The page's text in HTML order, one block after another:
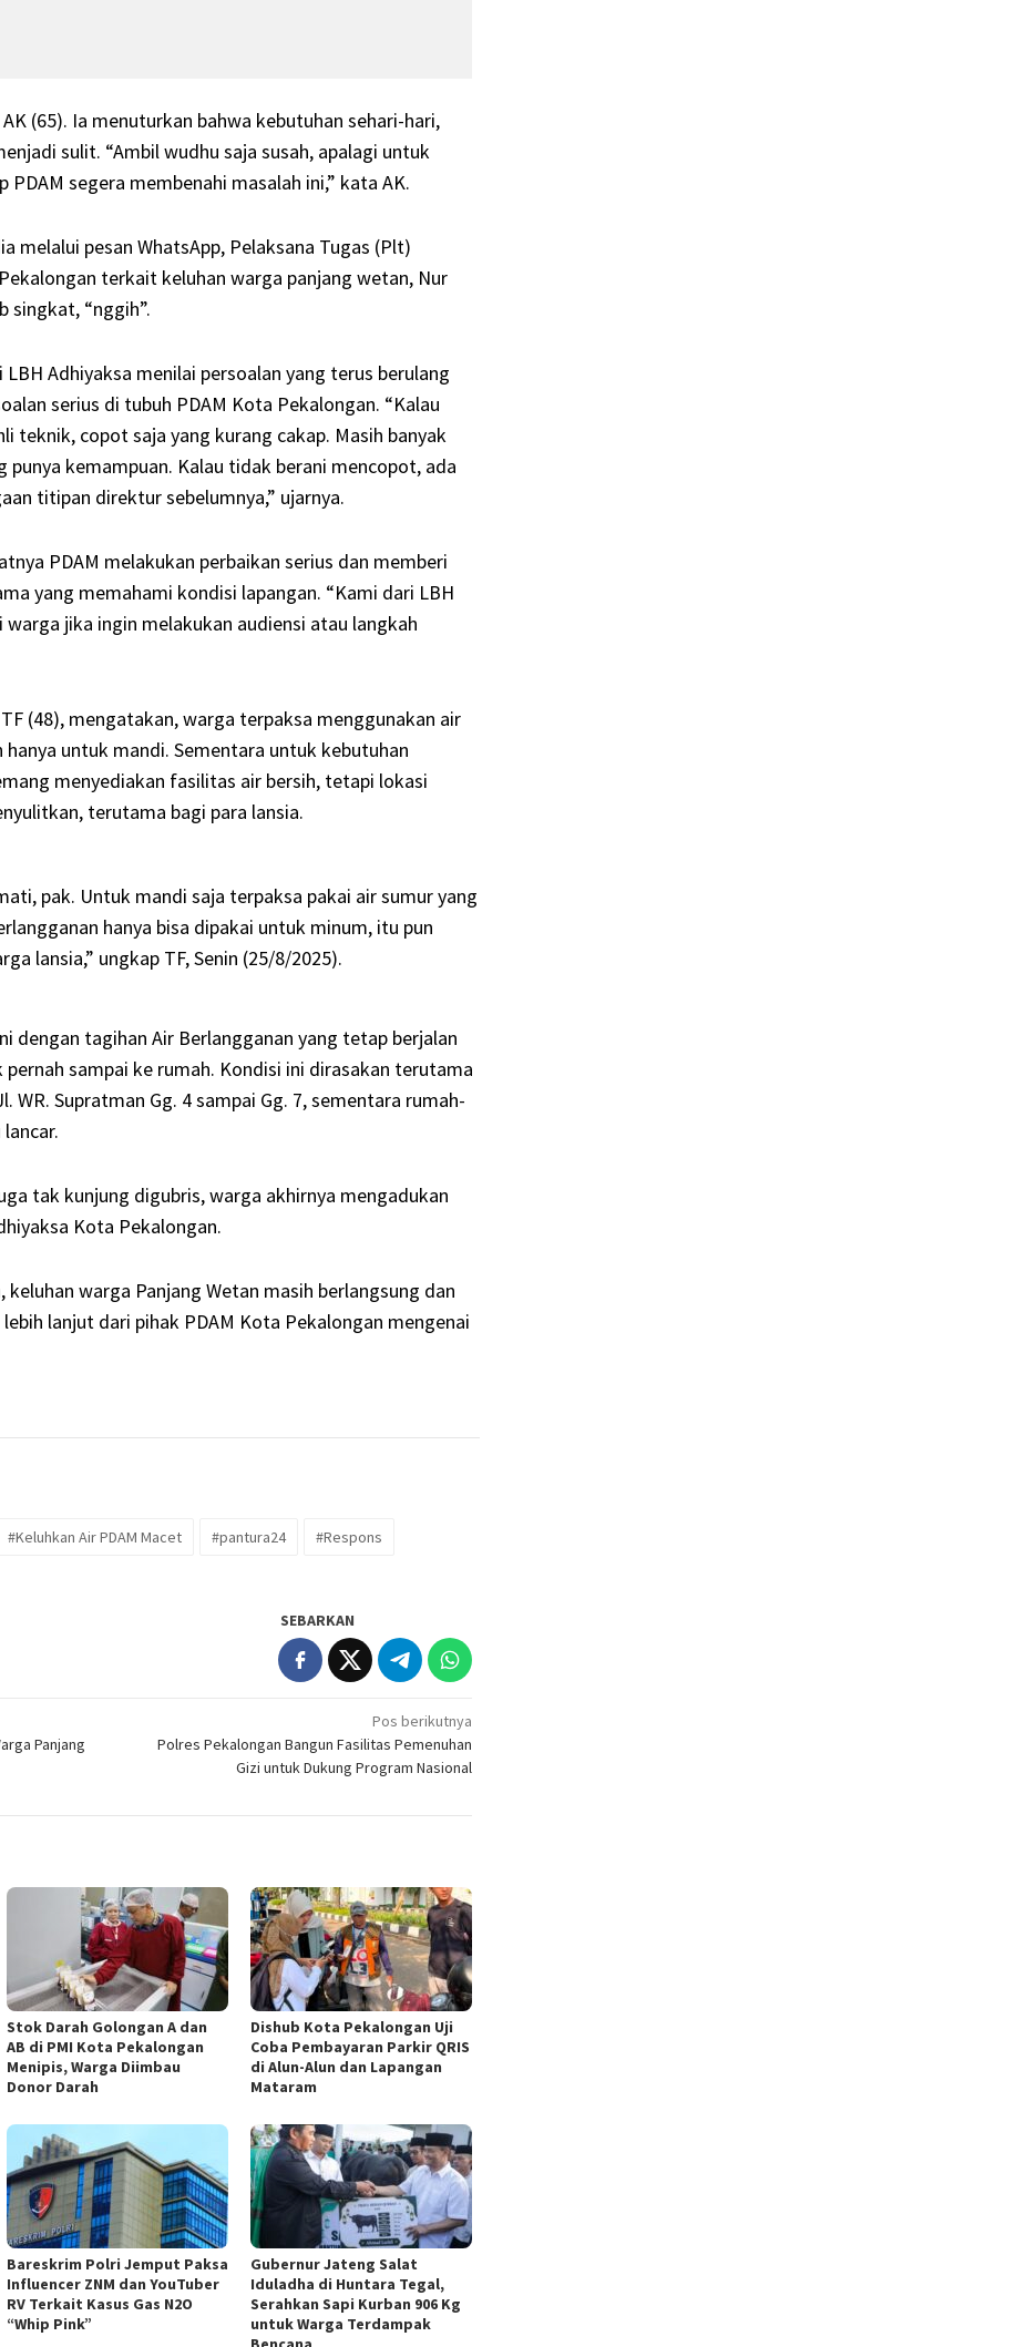
(65). Ia menuturkan bahwa kebutuhan sehari-hari,
sulit. “Ambil wudhu saja susah, apalagi untuk
PDAM segera membenahi masalah ini,” kata AK.
melalui pesan WhatsApp, Pelaksana Tugas (Plt)
terkait keluhan warga panjang wetan, Nur
singkat, “nggih”.
Adhiyaksa menilai persoalan yang terus berulang
serius di tubuh PDAM Kota Pekalongan. “Kalau
teknik, copot saja yang kurang cakap. Masih banyak
punya kemampuan. Kalau tidak berani mencopot, ada
titipan direktur sebelumnya,” ujarnya.
PDAM melakukan perbaikan serius dan memberi
yang memahami kondisi lapangan. “Kami dari LBH
jika ingin melakukan audiensi atau langkah
(48), mengatakan, warga terpaksa menggunakan air
untuk mandi. Sementara untuk kebutuhan
menyediakan fasilitas air bersih, tetapi lokasi
terutama bagi para lansia.
pak. Untuk mandi saja terpaksa pakai air sumur yang
hanya bisa dipakai untuk minum, itu pun
lansia,” ungkap TF, Senin (25/8/2025).
dengan tagihan Air Berlangganan yang tetap berjalan
sampai ke rumah. Kondisi ini dirasakan terutama
WR. Supratman Gg. 4 sampai Gg. 7, sementara rumah-
tak kunjung digubris, warga akhirnya mengadukan
Kota Pekalongan.
warga Panjang Wetan masih berlangsung dan
lanjut dari pihak PDAM Kota Pekalongan mengenai
#Keluhkan Air PDAM Macet #pantura24
#Respons
SEBARKAN
Panjang
Pos berikutnya
Polres Pekalongan Bangun Fasilitas Pemenuhan
Gizi untuk Dukung Program Nasional
Stok Darah Golongan A dan
AB di PMI Kota Pekalongan
Menipis, Warga Diimbau
Donor Darah
Dishub Kota Pekalongan Uji
Coba Pembayaran Parkir QRIS
di Alun-Alun dan Lapangan
Mataram
Bareskrim Polri Jemput Paksa
Influencer ZNM dan YouTuber
RV Terkait Kasus Gas N2O
“Whip Pink”
Gubernur Jateng Salat
Iduladha di Huntara Tegal,
Serahkan Sapi Kurban 906 Kg
untuk Warga Terdampak